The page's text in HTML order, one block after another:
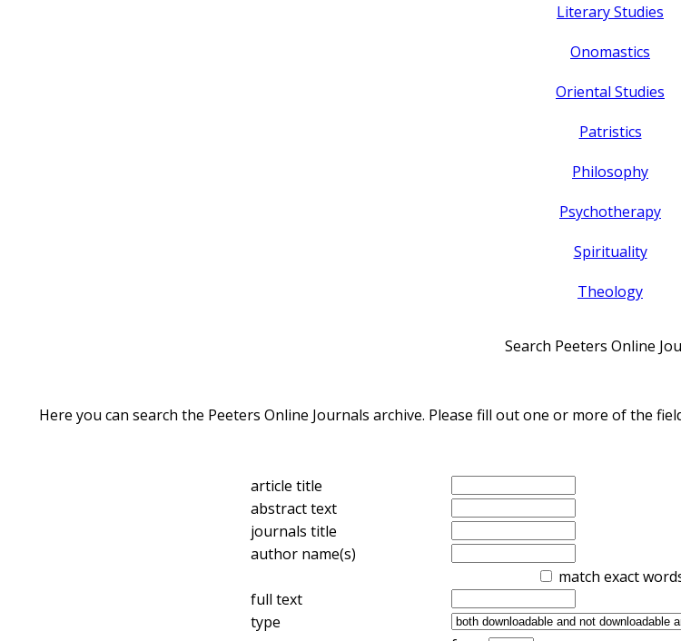
Literary Studies
Onomastics
Oriental Studies
Patristics
Philosophy
Psychotherapy
Spirituality
Theology
Search Peeters Online
Here you can search the Peeters Online Journals archive. Please fill out one or more of the
article title
abstract text
journals title
author name(s)
match exact
full text
type